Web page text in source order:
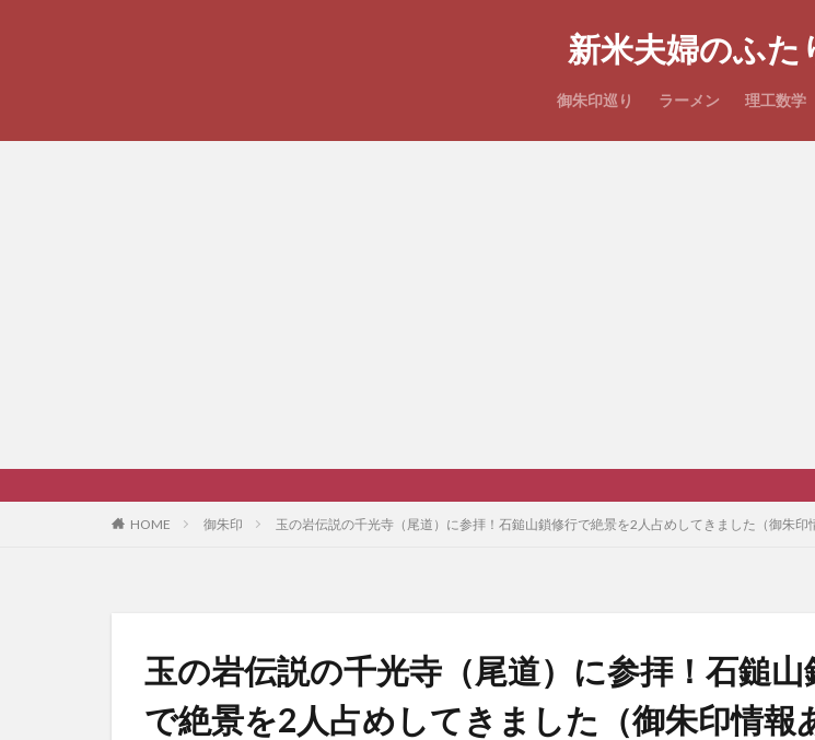
新米夫婦のふた
御朱印巡り ラーメン 理工数学
当ブログは記事
HOME 御朱印 玉の岩伝説の千光寺（尾道）に参拝！石鎚山鎖修行で絶景を2人占めしてきました（御朱印
玉の岩伝説の千光寺（尾道）に参拝！石鎚山
で絶景を2人占めしてきました（御朱印情報